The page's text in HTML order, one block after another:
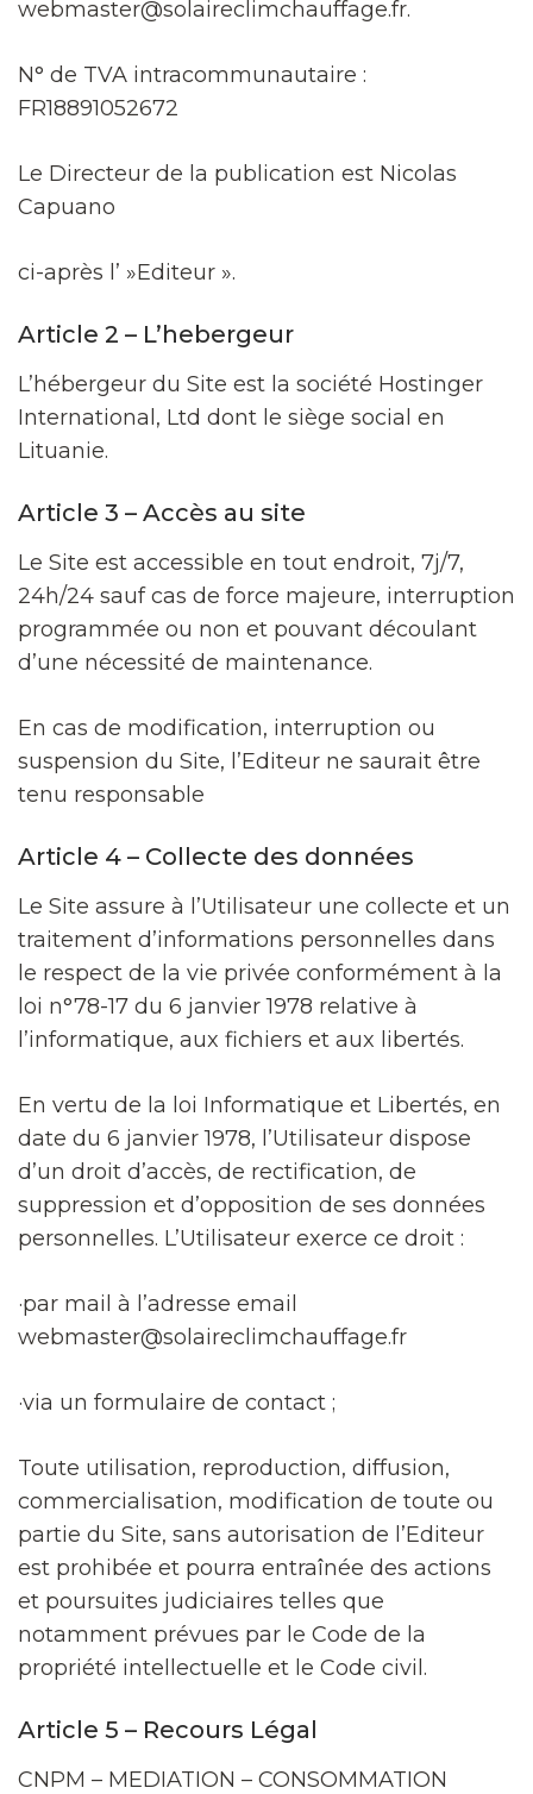
webmaster@solaireclimchauffage.fr.
N° de TVA intracommunautaire :
FR18891052672
Le Directeur de la publication est Nicolas
Capuano
ci-après l’ »Editeur ».
Article 2 – L’hebergeur
L’hébergeur du Site est la société Hostinger
International, Ltd dont le siège social en
Lituanie.
Article 3 – Accès au site
Le Site est accessible en tout endroit, 7j/7,
24h/24 sauf cas de force majeure, interruption
programmée ou non et pouvant découlant
d’une nécessité de maintenance.
En cas de modification, interruption ou
suspension du Site, l’Editeur ne saurait être
tenu responsable
Article 4 – Collecte des données
Le Site assure à l’Utilisateur une collecte et un
traitement d’informations personnelles dans
le respect de la vie privée conformément à la
loi n°78-17 du 6 janvier 1978 relative à
l’informatique, aux fichiers et aux libertés.
En vertu de la loi Informatique et Libertés, en
date du 6 janvier 1978, l’Utilisateur dispose
d’un droit d’accès, de rectification, de
suppression et d’opposition de ses données
personnelles. L’Utilisateur exerce ce droit :
·par mail à l’adresse email
webmaster@solaireclimchauffage.fr
·via un formulaire de contact ;
Toute utilisation, reproduction, diffusion,
commercialisation, modification de toute ou
partie du Site, sans autorisation de l’Editeur
est prohibée et pourra entraînée des actions
et poursuites judiciaires telles que
notamment prévues par le Code de la
propriété intellectuelle et le Code civil.
Article 5 – Recours Légal
CNPM – MEDIATION – CONSOMMATION